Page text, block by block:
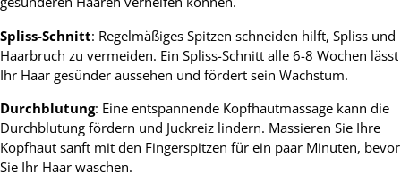
Spliss-Schnitt: Regelmäßiges Spitzen schneiden hilft, Spliss und
Haarbruch zu vermeiden. Ein Spliss-Schnitt alle 6-8 Wochen lässt
Ihr Haar gesünder aussehen und fördert sein Wachstum.
Durchblutung: Eine entspannende Kopfhautmassage kann die
Durchblutung fördern und Juckreiz lindern. Massieren Sie Ihre
Kopfhaut sanft mit den Fingerspitzen für ein paar Minuten, bevor
Sie Ihr Haar waschen.